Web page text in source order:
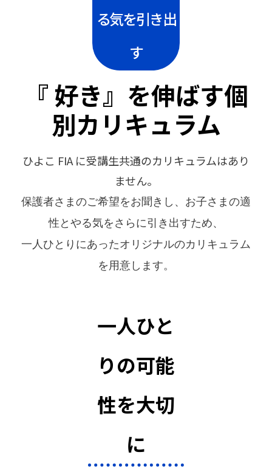
る気を引き出
す
『 好き』を伸ばす個
別カリキュラム
ひよこ FIA に受講生共通のカリキュラムはあり
ません。
保護者さまのご希望をお聞きし、お子さまの適
性とやる気をさらに引き出すため、
一人ひとりにあったオリジナルのカリキュラム
を用意します。
一人ひと
りの可能
性を大切
に